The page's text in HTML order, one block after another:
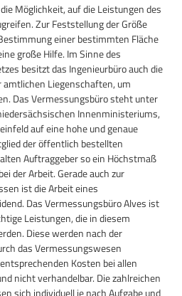
Möglichkeit, auf die Leistungen des
Zur Feststellung der Größe
einer bestimmten Fläche
große Hilfe. Im Sinne des
besitzt das Ingenieurbüro auch die
Liegenschaften, um
Das Vermessungsbüro steht unter
Innenministeriums,
auf eine hohe und genaue
der öffentlich bestellten
Auftraggeber so ein Höchstmaß
der Arbeit. Gerade auch zur
ist die Arbeit eines
Das Vermessungsbüro Alves ist
Leistungen, die in diesem
Diese werden nach der
das Vermessungswesen
Kosten bei allen
nicht verhandelbar. Die zahlreichen
sich individuell je nach Aufgabe und